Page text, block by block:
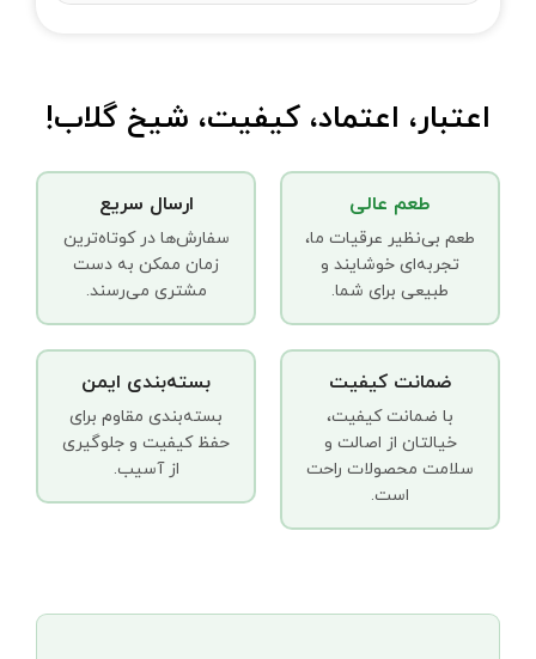
اعتبار، اعتماد، کیفیت، شیخ گلاب!
طعم عالی
طعم بی‌نظیر عرقیات ما،
تجربه‌ای خوشایند و
طبیعی برای شما.
ارسال سریع
سفارش‌ها در کوتاه‌ترین
زمان ممکن به دست
مشتری می‌رسند.
ضمانت کیفیت
با ضمانت کیفیت،
خیالتان از اصالت و
سلامت محصولات راحت
است.
بسته‌بندی ایمن
بسته‌بندی مقاوم برای
حفظ کیفیت و جلوگیری
از آسیب.